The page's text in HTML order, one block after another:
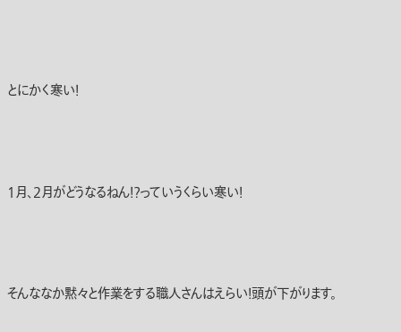
とにかく寒い！
1月、2月がどうなるねん！？っていうくらい寒い！
そんななか黙々と作業をする職人さんはえらい！頭が下がります。